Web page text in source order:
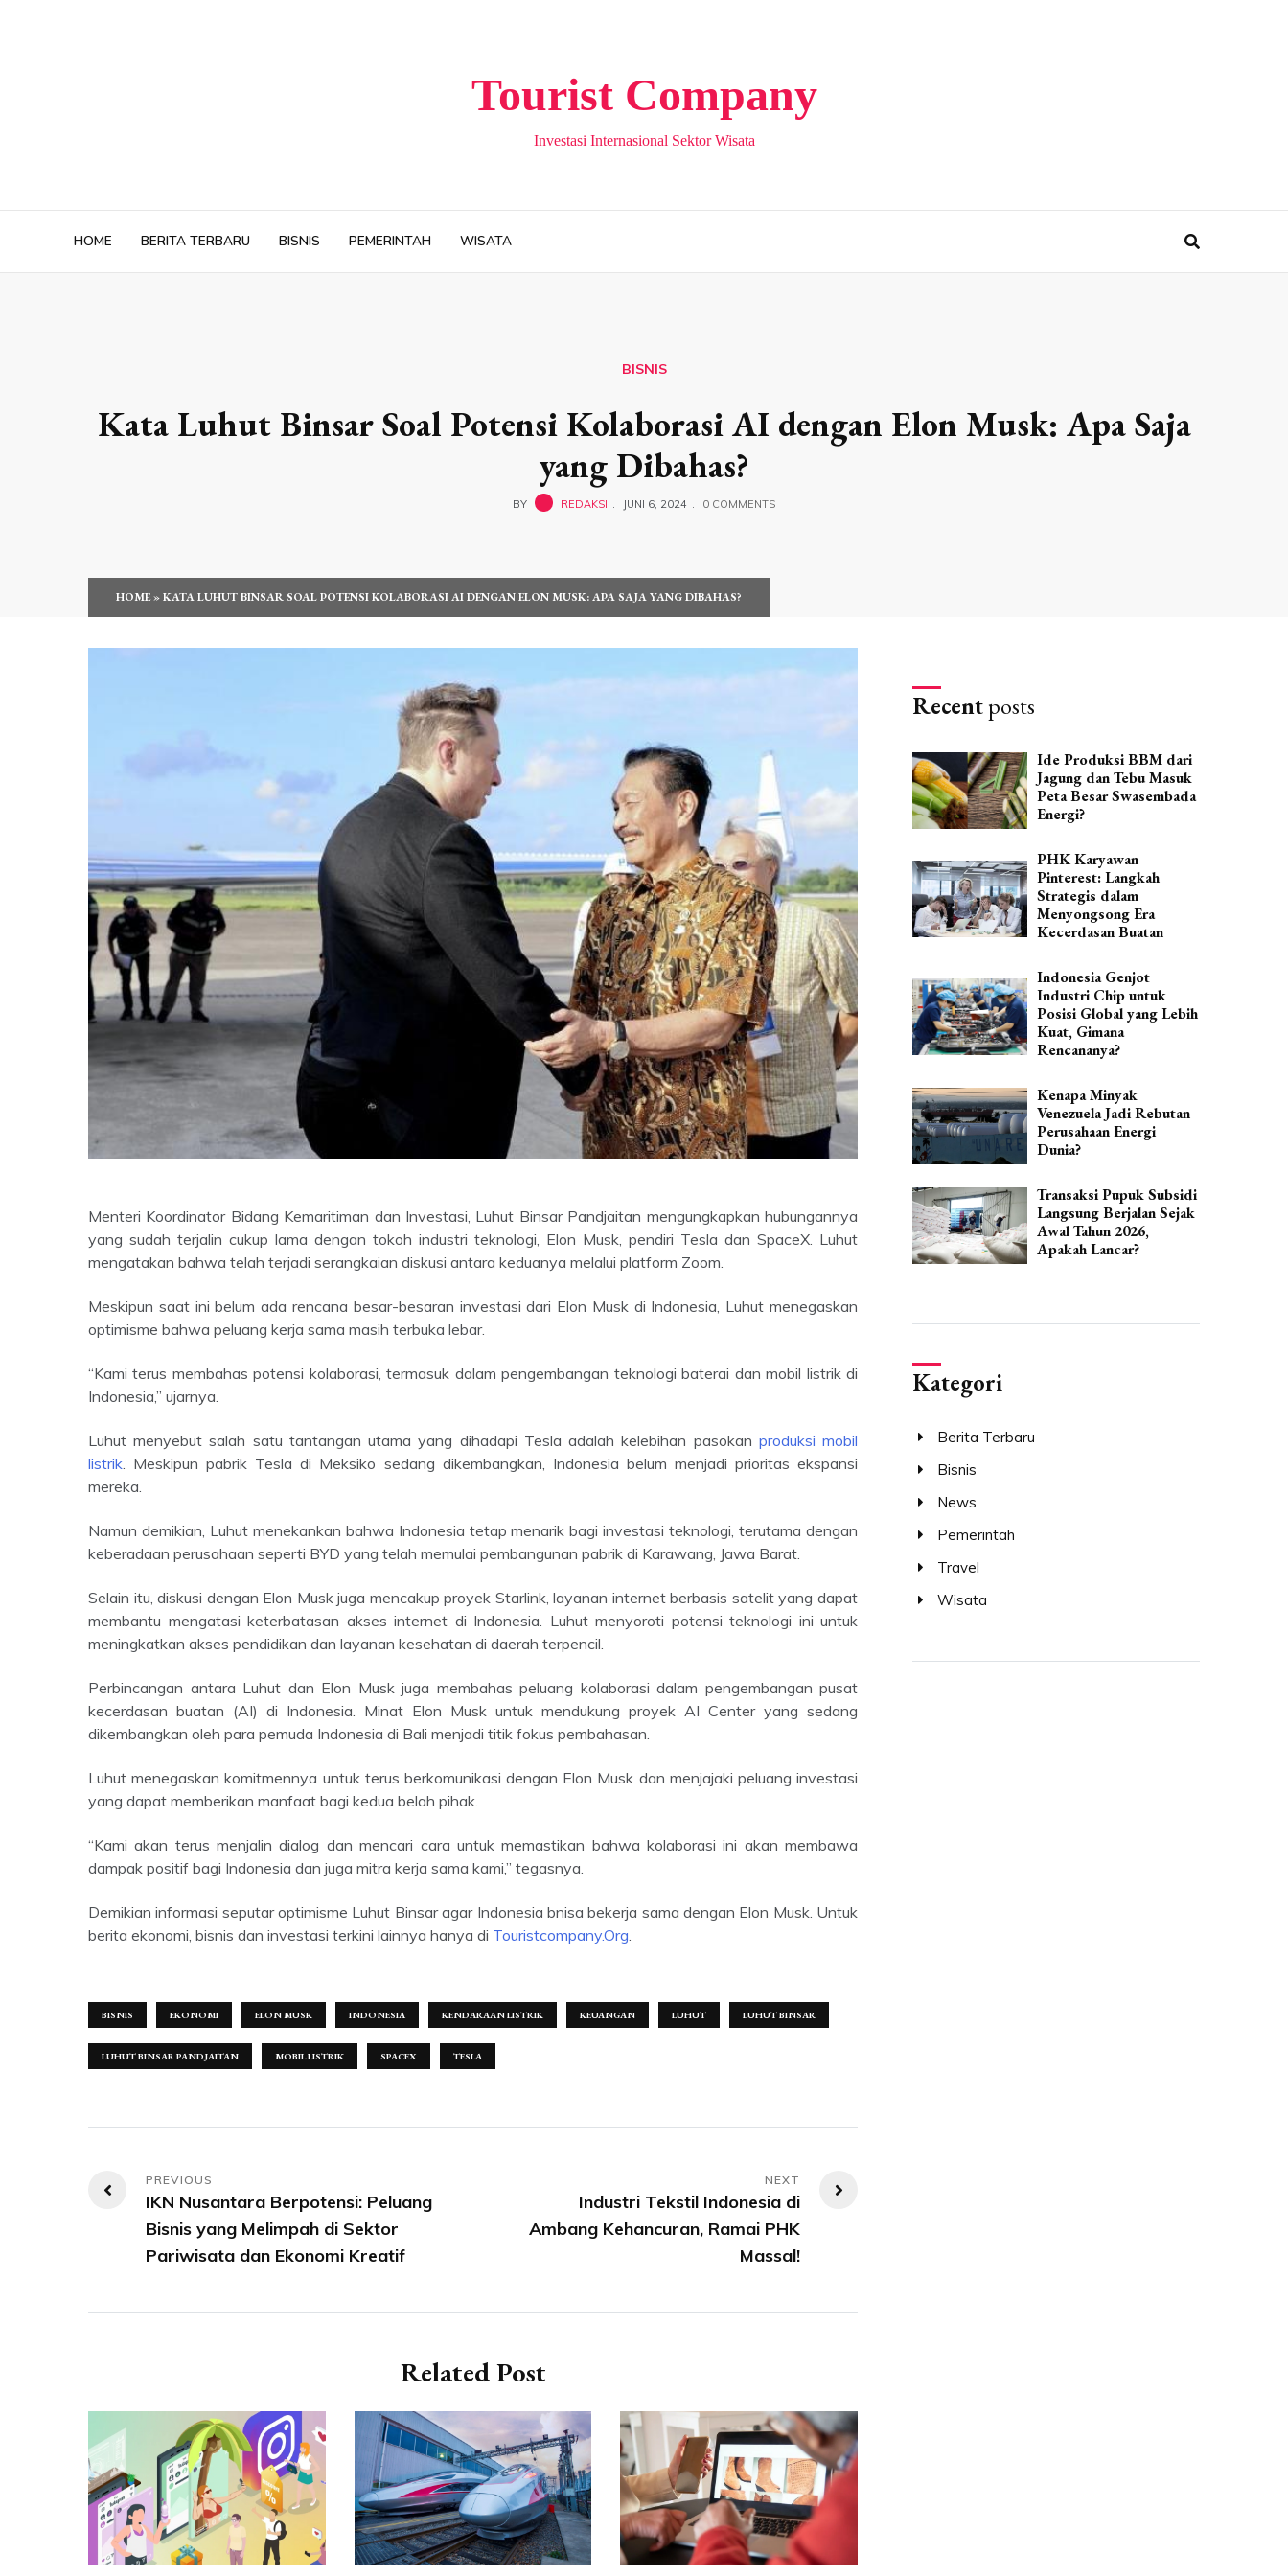
Tourist Company
Investasi Internasional Sektor Wisata
HOME BERITA TERBARU BISNIS PEMERINTAH WISATA
BISNIS
Kata Luhut Binsar Soal Potensi Kolaborasi AI dengan Elon Musk: Apa Saja
yang Dibahas?
BY REDAKSI JUNI 6, 2024 0 COMMENTS
HOME»KATA LUHUT BINSAR SOAL POTENSI KOLABORASI AI DENGAN ELON MUSK: APA SAJA YANG DIBAHAS?
Menteri Koordinator Bidang Kemaritiman dan Investasi, Luhut Binsar Pandjaitan mengungkapkan hubungannya
yang sudah terjalin cukup lama dengan tokoh industri teknologi, Elon Musk, pendiri Tesla dan SpaceX. Luhut
mengatakan bahwa telah terjadi serangkaian diskusi antara keduanya melalui platform Zoom.
Meskipun saat ini belum ada rencana besar-besaran investasi dari Elon Musk di Indonesia, Luhut menegaskan
optimisme bahwa peluang kerja sama masih terbuka lebar.
“Kami terus membahas potensi kolaborasi, termasuk dalam pengembangan teknologi baterai dan mobil listrik di
Indonesia,” ujarnya.
Luhut menyebut salah satu tantangan utama yang dihadapi Tesla adalah kelebihan pasokan produksi mobil
listrik . Meskipun pabrik Tesla di Meksiko sedang dikembangkan, Indonesia belum menjadi prioritas ekspansi
mereka.
Namun demikian, Luhut menekankan bahwa Indonesia tetap menarik bagi investasi teknologi, terutama dengan
keberadaan perusahaan seperti BYD yang telah memulai pembangunan pabrik di Karawang, Jawa Barat.
Selain itu, diskusi dengan Elon Musk juga mencakup proyek Starlink, layanan internet berbasis satelit yang dapat
membantu mengatasi keterbatasan akses internet di Indonesia. Luhut menyoroti potensi teknologi ini untuk
meningkatkan akses pendidikan dan layanan kesehatan di daerah terpencil.
Perbincangan antara Luhut dan Elon Musk juga membahas peluang kolaborasi dalam pengembangan pusat
kecerdasan buatan (AI) di Indonesia. Minat Elon Musk untuk mendukung proyek AI Center yang sedang
dikembangkan oleh para pemuda Indonesia di Bali menjadi titik fokus pembahasan.
Luhut menegaskan komitmennya untuk terus berkomunikasi dengan Elon Musk dan menjajaki peluang investasi
yang dapat memberikan manfaat bagi kedua belah pihak.
“Kami akan terus menjalin dialog dan mencari cara untuk memastikan bahwa kolaborasi ini akan membawa
dampak positif bagi Indonesia dan juga mitra kerja sama kami,” tegasnya.
Demikian informasi seputar optimisme Luhut Binsar agar Indonesia bnisa bekerja sama dengan Elon Musk. Untuk
berita ekonomi, bisnis dan investasi terkini lainnya hanya di Touristcompany.Org
BISNIS EKONOMI ELON MUSK INDONESIA KENDARAAN LISTRIK KEUANGAN LUHUT LUHUT BINSAR
LUHUT BINSAR PANDJAITAN MOBIL LISTRIK SPACEX TESLA
Navigasi
IKN Nusantara Berpotensi: Peluang
Bisnis yang Melimpah di Sektor
Pariwisata dan Ekonomi Kreatif
Industri Tekstil Indonesia di
Ambang Kehancuran, Ramai PHK
Massal!
Related Post
Recentposts
Ide Produksi BBM dari
Jagung dan Tebu Masuk
Peta Besar Swasembada
Energi?
PHK Karyawan
Pinterest: Langkah
Strategis dalam
Menyongsong Era
Kecerdasan Buatan
Indonesia Genjot
Industri Chip untuk
Posisi Global yang Lebih
Kuat, Gimana
Rencananya?
Kenapa Minyak
Venezuela Jadi Rebutan
Perusahaan Energi
Dunia?
Transaksi Pupuk Subsidi
Langsung Berjalan Sejak
Awal Tahun 2026,
Apakah Lancar?
Kategori
Berita Terbaru
Bisnis
News
Pemerintah
Travel
Wisata